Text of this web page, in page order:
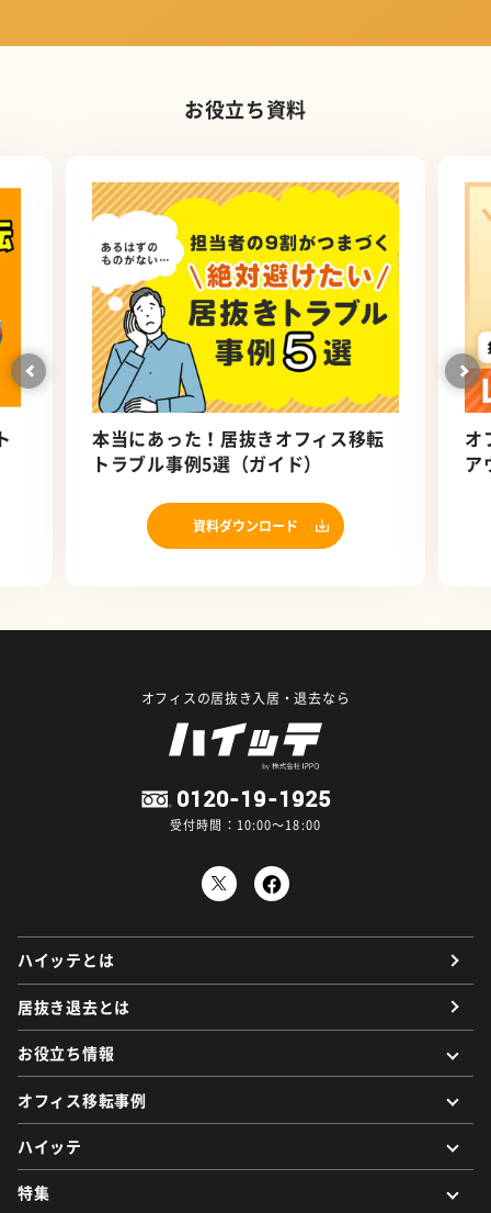
お役立ち資料
本当にあった！居抜きオフィス移転
トラブル事例5選（ガイド）
資料ダウンロード
オ
ア
オフィスの居抜き入居・退去なら
0120-19-1925
受付時間：10:00～18:00
ハイッテとは
居抜き退去とは
お役立ち情報
オフィス移転事例
ハイッテ
特集